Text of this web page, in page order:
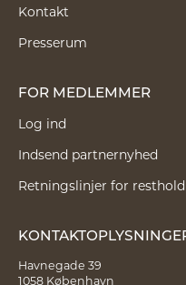
Kontakt
Presserum
FOR MEDLEMMER
Log ind
Indsend partnernyhed
Retningslinjer for
Havnegade 39
1058 København